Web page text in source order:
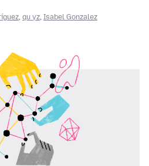
qu yz Isabel Gonzalez